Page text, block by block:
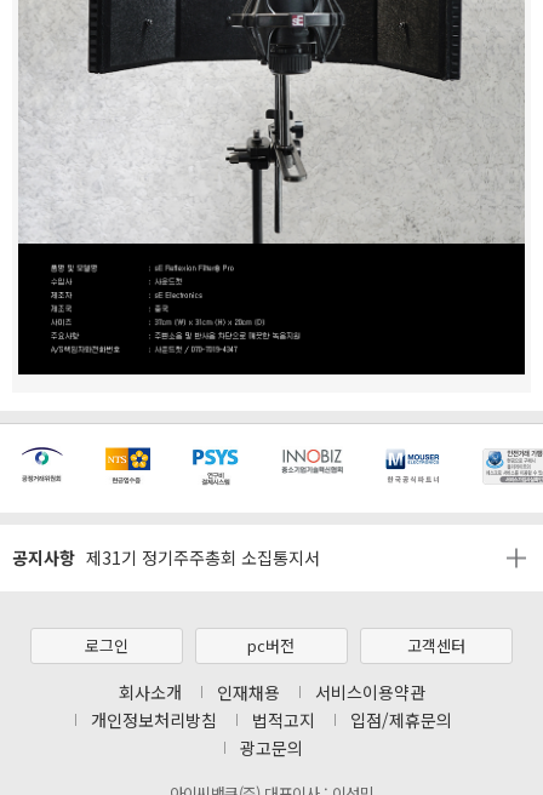
공지사항
[마일리지 적립 및 사용 정책 개편 안내]
[2026년 8월 신용카드 무이자 행사 안내]
[마일리지 적립 및 사용 정책 개편 안내]
제31기 정기주주총회 소집통지서
[마일리지 적립 및 사용 정책 개편 안내]
로그인 pc버전 고객센터
회사소개 인재채용
서비스이용약관
개인정보처리방침
법적고지
입점/제휴문의
광고문의